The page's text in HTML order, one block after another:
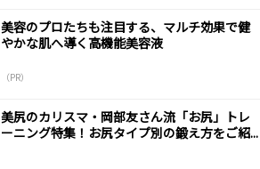
美容のプロたちも注目する、マルチ効果で健
やかな肌へ導く高機能美容液
（PR）
美尻のカリスマ・岡部友さん流「お尻」トレ
ーニング特集！お尻タイプ別の鍛え方をご紹...